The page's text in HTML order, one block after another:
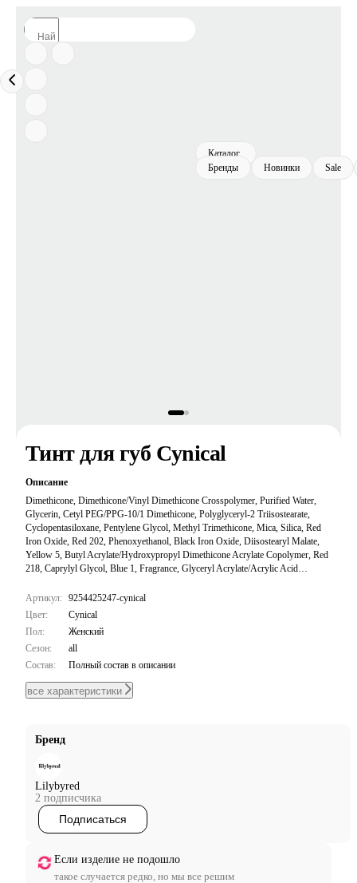
Каталог
Бренды
Новинки Sale
Тинт для губ Cynical
Описание
Dimethicone, Dimethicone/Vinyl Dimethicone Crosspolymer, Purified Water,
Glycerin, Cetyl PEG/PPG-10/1 Dimethicone, Polyglyceryl-2 Triisostearate,
Cyclopentasiloxane, Pentylene Glycol, Methyl Trimethicone, Mica, Silica, Red
Iron Oxide, Red 202, Phenoxyethanol, Black Iron Oxide, Diisostearyl Malate,
Yellow 5, Butyl Acrylate/Hydroxypropyl Dimethicone Acrylate Copolymer, Red
218, Caprylyl Glycol, Blue 1, Fragrance, Glyceryl Acrylate/Acrylic Acid
4, Silica Dimethyl Silylate, Star Anise Extract, Methicone, Sodium Polyacrylate,
Trideceth-6, PEG/PPG-18/18 Dimethicone.
Артикул: 9254425247-cynical
Цвет:
Cynical
Пол:
Женский
Сезон:
all
Состав:
Полный состав в описании
все характеристики
Бренд
Lilybyred
2 подписчика
Подписаться
Если изделие не подошло
такое случается редко, но мы все решим